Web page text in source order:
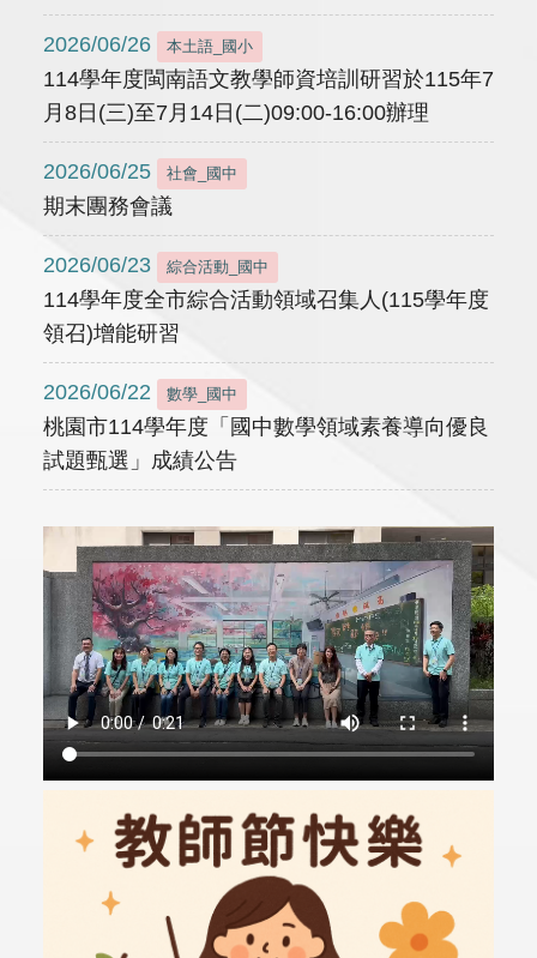
2026/06/26 本土語_國小
114學年度閩南語文教學師資培訓研習於115年7
月8日(三)至7月14日(二)09:00-16:00辦理
2026/06/25 社會_國中
期末團務會議
2026/06/23 綜合活動_國中
114學年度全市綜合活動領域召集人(115學年度
領召)增能研習
2026/06/22 數學_國中
桃園市114學年度「國中數學領域素養導向優良
試題甄選」成績公告